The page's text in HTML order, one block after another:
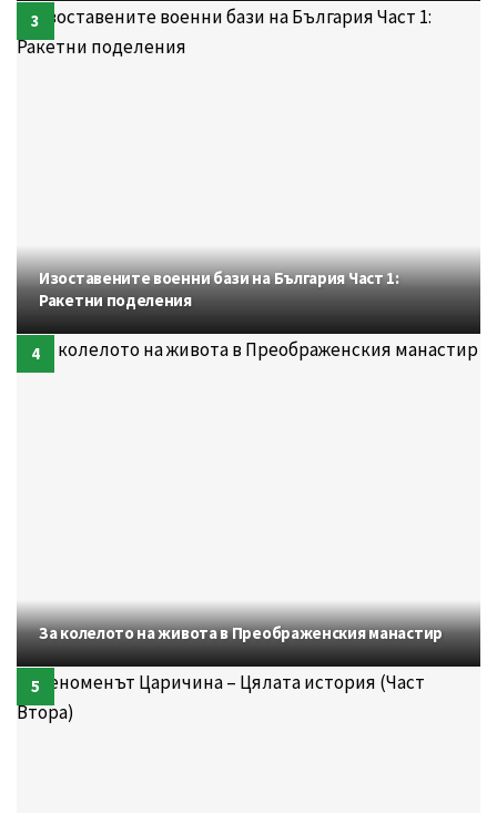
Изоставените военни бази на България Част 1:
Ракетни поделения
За колелото на живота в Преображенския манастир